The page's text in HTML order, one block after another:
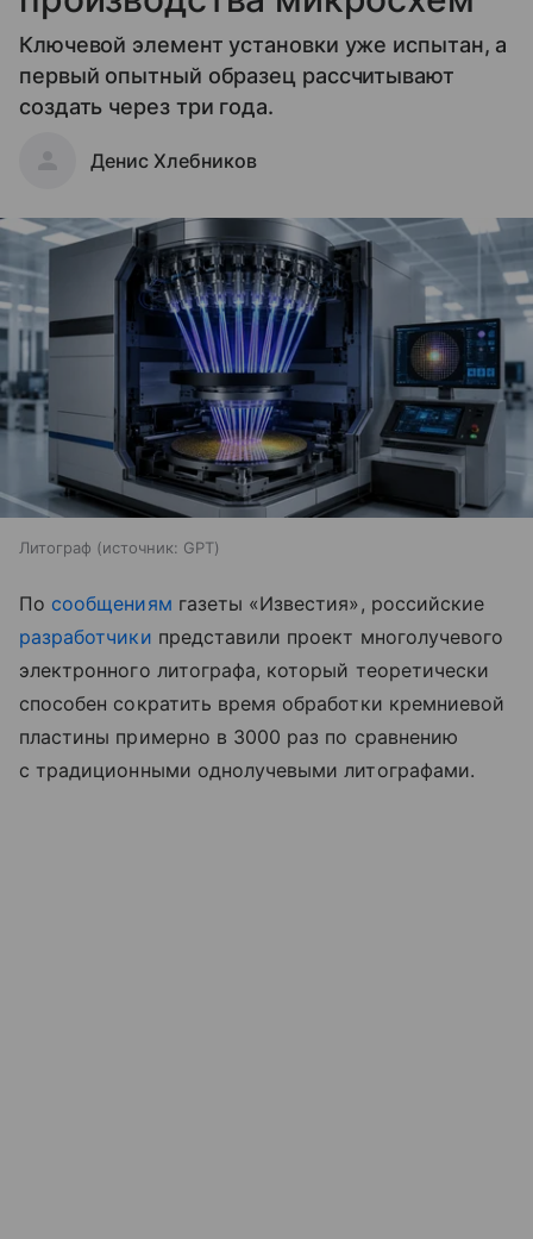
Ключевой элемент установки уже испытан, а
первый опытный образец рассчитывают
создать через три года.
Денис Хлебников
Литограф источник: GPT
По сообщениям газеты «Известия», российские
разработчики представили проект многолучевого
электронного литографа, который теоретически
способен сократить время обработки кремниевой
пластины примерно в 3000 раз по сравнению
с традиционными однолучевыми литографами.